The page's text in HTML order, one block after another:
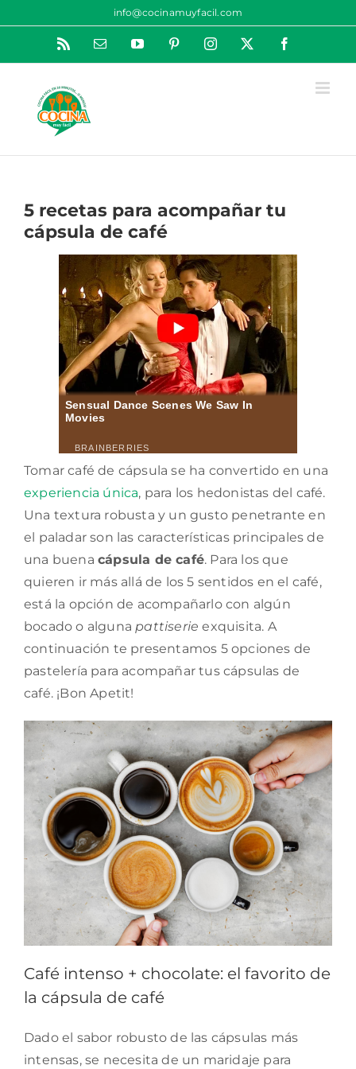
contenido
info@cocinamuyfacil.com
Rss
CorreoYouTubePinterestInstagram
5 recetas para acompañar tu
cápsula de café
Tomar café de cápsula se ha convertido en una
experiencia única, para los hedonistas del café.
Una textura robusta y un gusto penetrante en
el paladar son las características principales de
una buena cápsula de café. Para los que
quieren ir más allá de los 5 sentidos en el café,
está la opción de acompañarlo con algún
bocado o alguna pattiserie exquisita. A
continuación te presentamos 5 opciones de
pastelería para acompañar tus cápsulas de
café. ¡Bon Apetit!
Café intenso + chocolate: el favorito de
la cápsula de café
Dado el sabor robusto de las cápsulas más
intensas, se necesita de un maridaje para